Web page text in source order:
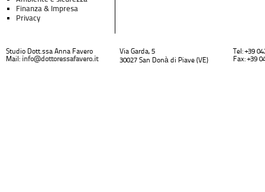
Finanza & Impresa
Privacy
Studio Dott.ssa Anna Favero
Mail: info@dottoressafavero.it
Via Garda, 5
30027 San Donà di Piave (VE)
Tel: +39
Fax: +39